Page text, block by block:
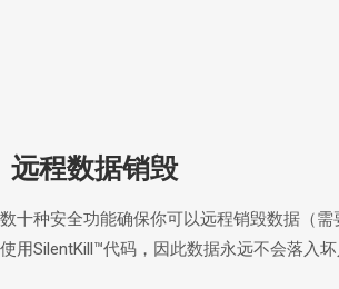
远程数据销毁
数十种安全功能确保你可以远程销毁数据（
使用SilentKill™代码，因此数据永远不会落入坏